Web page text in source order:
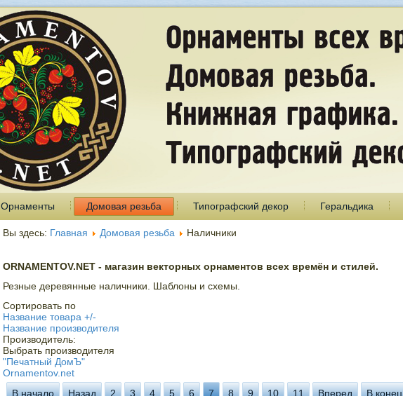
Орнаменты Домовая резьба Типографский декор Геральдика
Вы здесь: Главная Домовая резьба Наличники
ORNAMENTOV.NET - магазин векторных орнаментов всех времён и стилей.
Резные деревянные наличники. Шаблоны и схемы.
Сортировать по
Название товара +/-
Название производителя
Производитель:
Выбрать производителя
"Печатный ДомЪ"
Ornamentov.net
В начало
Назад 2 3 4 5 6 7 8 9 10 11 Вперед
В конец